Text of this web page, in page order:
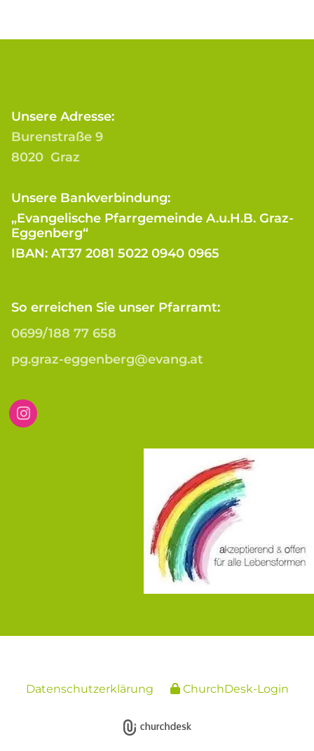
Unsere Adresse:
Burenstraße 9
8020 Graz
Unsere Bankverbindung:
„Evangelische Pfarrgemeinde A.u.H.B. Graz-
Eggenberg“
IBAN: AT37 2081 5022 0940 0965
So erreichen Sie unser Pfarramt:
0699/188 77 658
pg.graz-eggenberg@evang.at
Datenschutzerklärung ChurchDesk-Login